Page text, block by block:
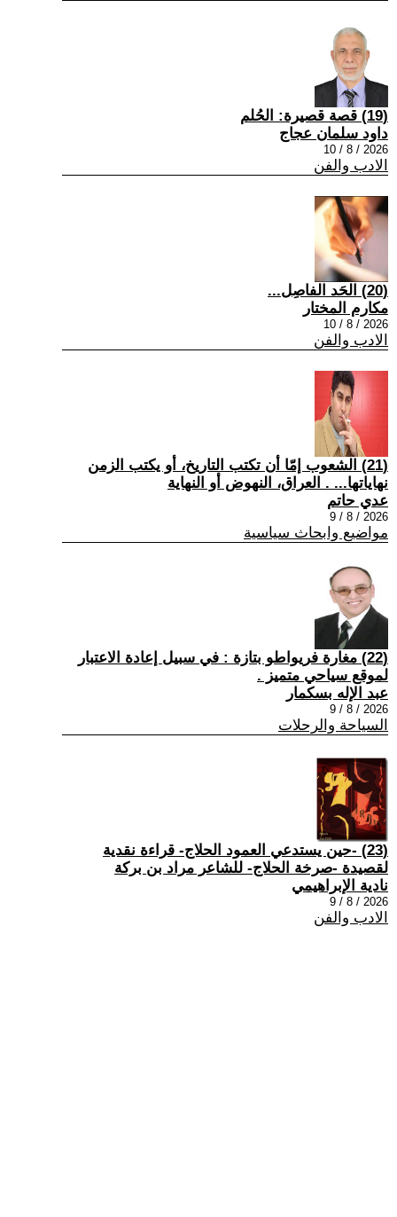
(19) قصة قصيرة: الحُلم
داود سلمان عجاج
2026 / 8 / 10
الادب والفن
(20) الحَد الفاصِل...
مكارم المختار
2026 / 8 / 10
الادب والفن
(21) الشعوب إمّا أن تكتب التاريخ، أو يكتب الزمن
نهاياتها... . العراق، النهوض أو النهاية
عدي حاتم
2026 / 8 / 9
مواضيع وابحاث سياسية
(22) مغارة فريواطو بتازة : في سبيل إعادة الاعتبار
لموقع سياحي متميز .
عبد الإله بسكمار
2026 / 8 / 9
السياحة والرحلات
(23) -حين يستدعي العمود الحلاج- قراءة نقدية
لقصيدة -صرخة الحلاج- للشاعر مراد بن بركة
نادية الإبراهيمي
2026 / 8 / 9
الادب والفن